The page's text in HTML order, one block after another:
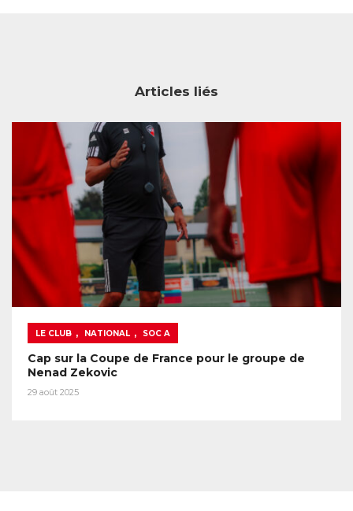
Articles liés
LE CLUB , NATIONAL , SOC A
Cap sur la Coupe de France pour le groupe de
Nenad Zekovic
29 août 2025